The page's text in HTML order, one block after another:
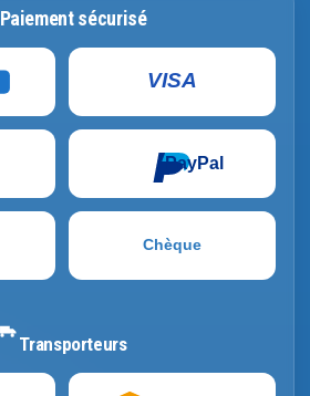
Paiement sécurisé
VISA
PayPal
Chèque
Transporteurs